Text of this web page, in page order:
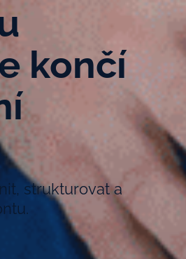
končí
strukturovat a